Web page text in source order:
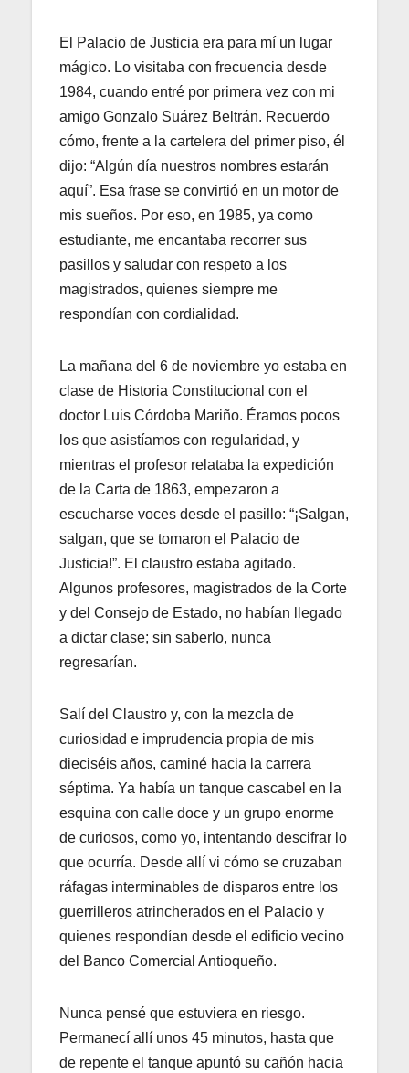
El Palacio de Justicia era para mí un lugar
mágico. Lo visitaba con frecuencia desde
1984, cuando entré por primera vez con mi
amigo Gonzalo Suárez Beltrán. Recuerdo
cómo, frente a la cartelera del primer piso, él
dijo: “Algún día nuestros nombres estarán
aquí”. Esa frase se convirtió en un motor de
mis sueños. Por eso, en 1985, ya como
estudiante, me encantaba recorrer sus
pasillos y saludar con respeto a los
magistrados, quienes siempre me
respondían con cordialidad.
La mañana del 6 de noviembre yo estaba en
clase de Historia Constitucional con el
doctor Luis Córdoba Mariño. Éramos pocos
los que asistíamos con regularidad, y
mientras el profesor relataba la expedición
de la Carta de 1863, empezaron a
escucharse voces desde el pasillo: “¡Salgan,
salgan, que se tomaron el Palacio de
Justicia!”. El claustro estaba agitado.
Algunos profesores, magistrados de la Corte
y del Consejo de Estado, no habían llegado
a dictar clase; sin saberlo, nunca
regresarían.
Salí del Claustro y, con la mezcla de
curiosidad e imprudencia propia de mis
dieciséis años, caminé hacia la carrera
séptima. Ya había un tanque cascabel en la
esquina con calle doce y un grupo enorme
de curiosos, como yo, intentando descifrar lo
que ocurría. Desde allí vi cómo se cruzaban
ráfagas interminables de disparos entre los
guerrilleros atrincherados en el Palacio y
quienes respondían desde el edificio vecino
del Banco Comercial Antioqueño.
Nunca pensé que estuviera en riesgo.
Permanecí allí unos 45 minutos, hasta que
de repente el tanque apuntó su cañón hacia